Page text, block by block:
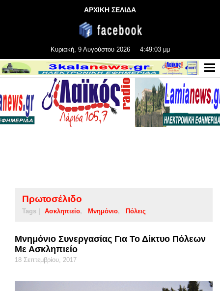
ΑΡΧΙΚΗ ΣΕΛΙΔΑ
Κυριακή, 9 Αυγούστου 2026 4:49:04 μμ
Πρωτοσέλιδο
Tags | Ασκληπιείο Μνημόνιο Πόλεις
Μνημόνιο Συνεργασίας Για Το Δίκτυο Πόλεων
Με Ασκληπιείο
18 Σεπτεμβρίου, 2017